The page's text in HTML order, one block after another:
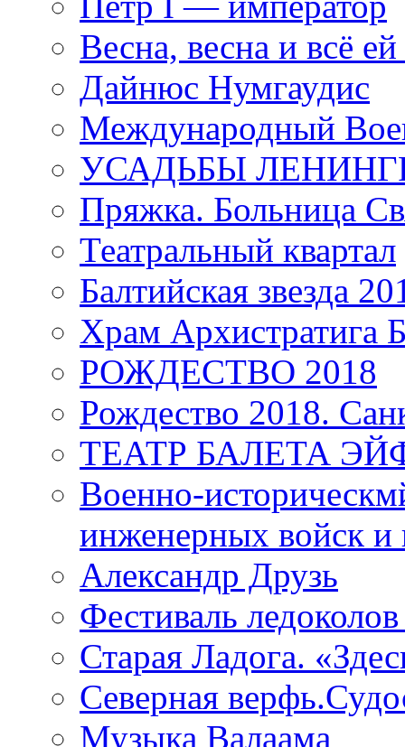
Весна, весна и всё
Дайнюс Нумгаудис
Международный
УСАДЬБЫ
Пряжка. Больница
Театральный квартал
Балтийская звезда
Храм
РОЖДЕСТВО 2018
Рождество 2018.
ТЕАТР БАЛЕТА
Военно-
инженерных войск и
Александр Друзь
Фестиваль
Старая Ладога.
Северная
Музыка Валаама